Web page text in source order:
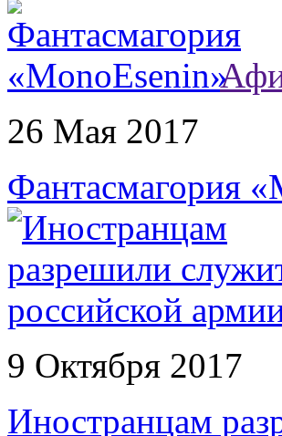
26 Мая 2017
Фантасмагория
9 Октября 2017
Иностранцам